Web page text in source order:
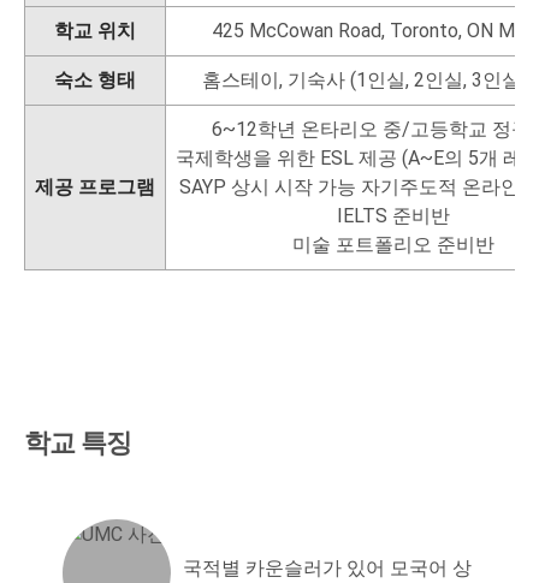
학교 위치 425 McCowan Road, Toronto, ON
숙소 형태 홈스테이, 기숙사 (1인실, 2인실, 3인실,
제공 프로그램
6~12학년 온타리오 중/고등학교 정규
국제학생을 위한 ESL 제공 (A~E의 5개 레
SAYP 상시 시작 가능 자기주도적 온라인
IELTS 준비반
미술 포트폴리오 준비반
학교 특징
국적별 카운슬러가 있어 모국어 상